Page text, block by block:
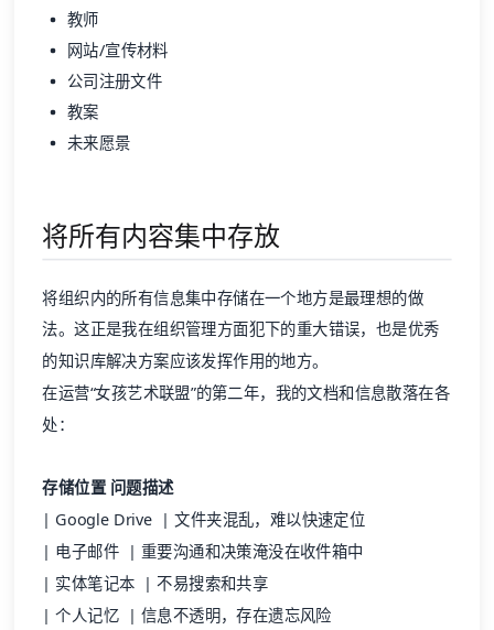
教师
网站/宣传材料
公司注册文件
教案
未来愿景
将所有内容集中存放
将组织内的所有信息集中存储在一个地方是最理想的做
法。这正是我在组织管理方面犯下的重大错误，也是优秀
的知识库解决方案应该发挥作用的地方。
在运营“女孩艺术联盟”的第二年，我的文档和信息散落在各
处：
存储位置 问题描述
| Google Drive | 文件夹混乱，难以快速定位
| 电子邮件 | 重要沟通和决策淹没在收件箱中
| 实体笔记本 | 不易搜索和共享
| 个人记忆 | 信息不透明，存在遗忘风险